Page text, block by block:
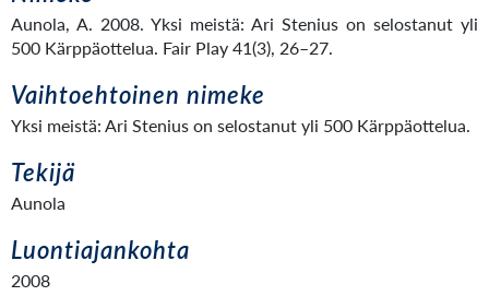
Aunola, A. 2008. Yksi meistä: Ari Stenius on selostanut yli
500 Kärppäottelua. Fair Play 41(3), 26–27.
Vaihtoehtoinen nimeke
Yksi meistä: Ari Stenius on selostanut yli 500 Kärppäottelua.
Tekijä
Aunola
Luontiajankohta
2008